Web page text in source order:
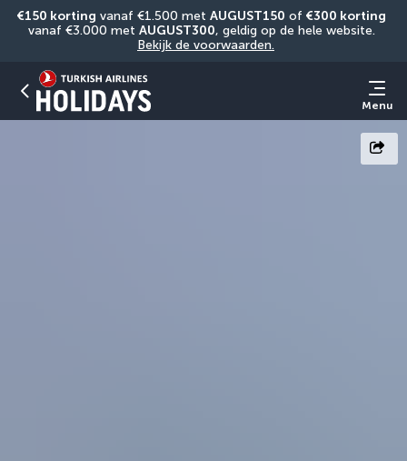
€150 korting vanaf €1.500 met AUGUST150 of €300 korting
vanaf €3.000 met AUGUST300
Bekijk de voorwaarden.
Menu